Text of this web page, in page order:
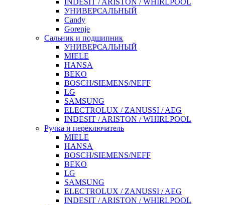
INDESIT / ARISTON / WHIRLPOOL
УНИВЕРСАЛЬНЫЙ
Candy
Gorenje
Сальник и подшипник
УНИВЕРСАЛЬНЫЙ
MIELE
HANSA
BEKO
BOSCH/SIEMENS/NEFF
LG
SAMSUNG
ELECTROLUX / ZANUSSI / AEG
INDESIT / ARISTON / WHIRLPOOL
Ручка и переключатель
MIELE
HANSA
BOSCH/SIEMENS/NEFF
BEKO
LG
SAMSUNG
ELECTROLUX / ZANUSSI / AEG
INDESIT / ARISTON / WHIRLPOOL